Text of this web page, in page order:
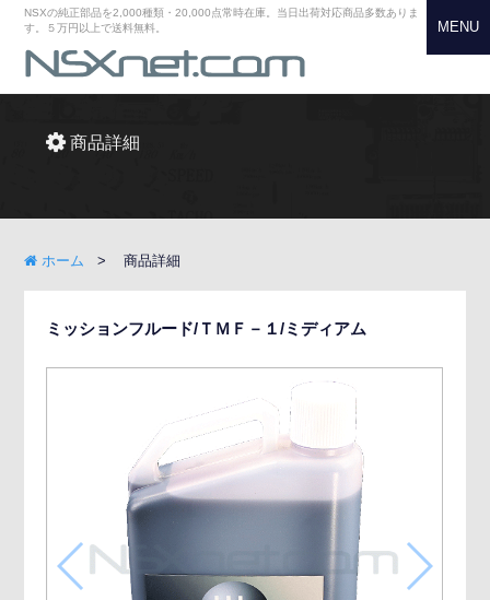
NSXの純正部品を2,000種類・20,000点常時在庫。当日出荷対応商品多数ありま
す。５万円以上で送料無料。
MENU
商品詳細
ホーム 商品詳細
ミッションフルード/ＴＭＦ－１/ミディアム